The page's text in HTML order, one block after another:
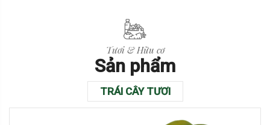
Tươi & Hữu cơ
Sản phẩm
TRÁI CÂY TƯƠI